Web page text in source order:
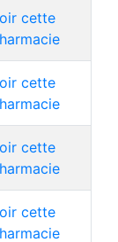
cette
cette
cette
cette